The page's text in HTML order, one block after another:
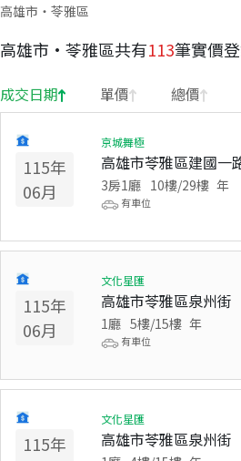
高雄市・苓雅區
高雄市 · 苓雅區共有113筆實價
成交日期 單價 總價
115年
06月
京城舞極
高雄市苓雅區建國一
3房1廳 10樓/29樓 年
有車位
115年
06月
文化星匯
高雄市苓雅區泉州街
1廳 5樓/15樓 年
有車位
115年
文化星匯
高雄市苓雅區泉州街